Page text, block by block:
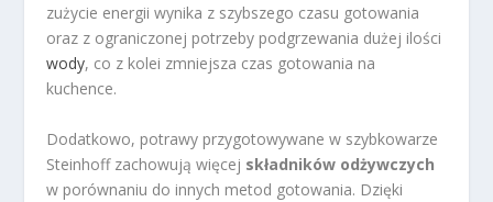
zużycie energii wynika z szybszego czasu gotowania
oraz z ograniczonej potrzeby podgrzewania dużej ilości
wody, co z kolei zmniejsza czas gotowania na
kuchence.
Dodatkowo, potrawy przygotowywane w szybkowarze
Steinhoff zachowują więcej składników odżywczych
w porównaniu do innych metod gotowania. Dzięki